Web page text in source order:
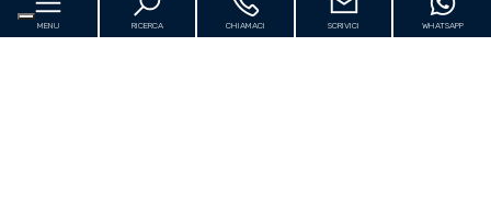
MENU RICERCA CHIAMACI SCRIVICI WHATSAPP